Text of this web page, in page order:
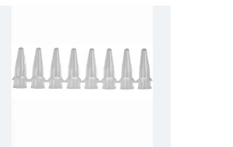
à
lista
Adicionar